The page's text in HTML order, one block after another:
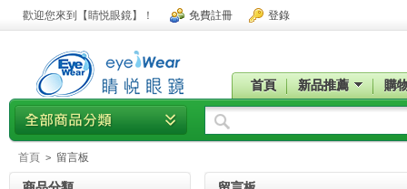
歡迎您來到【睛悦眼鏡】！ 免費註冊 登錄
首頁 新品推薦 購
首頁 > 留言板